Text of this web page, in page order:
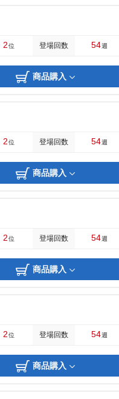
2位 登場回数 54週
商品購入
2位 登場回数 54週
商品購入
2位 登場回数 54週
商品購入
2位 登場回数 54週
商品購入